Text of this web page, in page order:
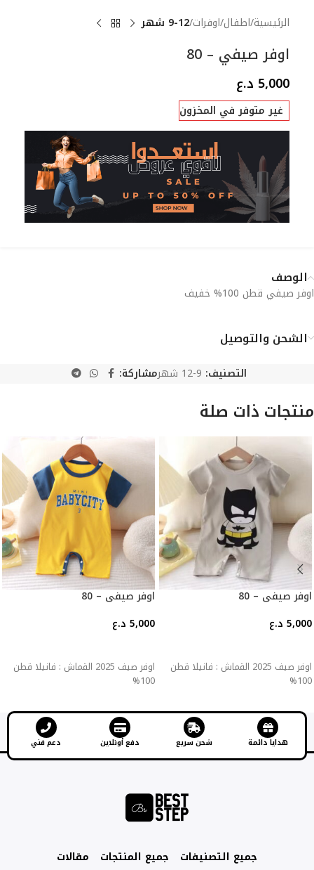
الرئيسية اطفال اوفرات 9-12 شهر
اوفر صيفي – 80
5,000 د.ع
غير متوفر في المخزون
الوصف
اوفر صيفي قطن 100% خفيف
الشحن والتوصيل
التصنيف: 9-12 شهر مشاركة:
منتجات ذات صلة
اوفر صيفي – 80
5,000 د.ع
اوفر صيف 2025 القماش : فانيلا قطن
100%
اوفر صيفي – 80
5,000 د.ع
اوفر صيف 2025 القماش : فانيلا قطن
100%
هدايا دائمة شحن سريع دفع أونلاين دعم فني
جميع التصنيفات جميع المنتجات مقالات